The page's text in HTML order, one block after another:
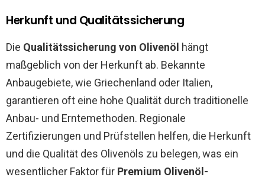
Herkunft und Qualitätssicherung
Die Qualitätssicherung von Olivenöl hängt
maßgeblich von der Herkunft ab. Bekannte
Anbaugebiete, wie Griechenland oder Italien,
garantieren oft eine hohe Qualität durch traditionelle
Anbau- und Erntemethoden. Regionale
Zertifizierungen und Prüfstellen helfen, die Herkunft
und die Qualität des Olivenöls zu belegen, was ein
wesentlicher Faktor für Premium Olivenöl-